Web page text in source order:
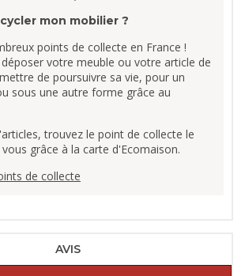
mon mobilier ?
points de collecte en France !
votre meuble ou votre article de
de poursuivre sa vie, pour un
sous une autre forme grâce au
trouvez le point de collecte le
grâce à la carte d'Ecomaison.
de collecte
AVIS